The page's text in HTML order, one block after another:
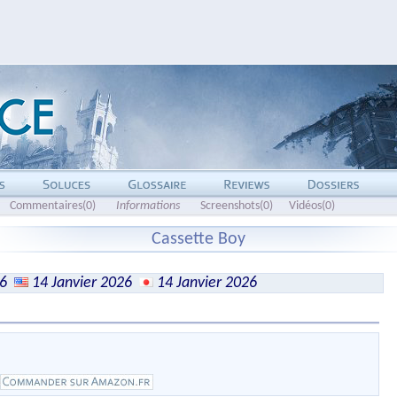
Commentaires(0) Informations Screenshots(0) Vidéos(0)
Cassette Boy
14 Janvier 2026 14 Janvier 2026